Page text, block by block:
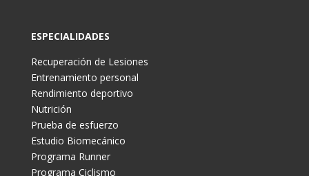
ESPECIALIDADES
Recuperación de Lesiones
Entrenamiento personal
Rendimiento deportivo
Nutrición
Prueba de esfuerzo
Estudio Biomecánico
Programa Runner
Programa Ciclismo